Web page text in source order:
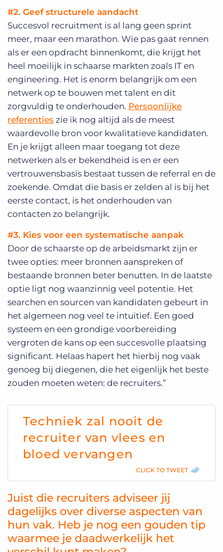
#2. Geef structurele aandacht
Succesvol recruitment is al lang geen sprint
meer, maar een marathon. Wie pas gaat rennen
als er een opdracht binnenkomt, die krijgt het
heel moeilijk in schaarse markten zoals IT en
engineering. Het is enorm belangrijk om een
netwerk op te bouwen met talent en dit
zorgvuldig te onderhouden. Persoonlijke
referenties zie ik nog altijd als de meest
waardevolle bron voor kwalitatieve kandidaten.
En je krijgt alleen maar toegang tot deze
netwerken als er bekendheid is en er een
vertrouwensbasis bestaat tussen de referral en de
zoekende. Omdat die basis er zelden al is bij het
eerste contact, is het onderhouden van
contacten zo belangrijk.
#3. Kies voor een systematische aanpak
Door de schaarste op de arbeidsmarkt zijn er
twee opties: meer bronnen aanspreken of
bestaande bronnen beter benutten. In de laatste
optie ligt nog waanzinnig veel potentie. Het
searchen en sourcen van kandidaten gebeurt in
het algemeen nog veel te intuïtief. Een goed
systeem en een grondige voorbereiding
vergroten de kans op een succesvolle plaatsing
significant. Helaas hapert het hierbij nog vaak
genoeg bij diegenen, die het eigenlijk het beste
zouden moeten weten: de recruiters.”
Techniek zal nooit de
recruiter van vlees en
bloed vervangen
CLICK TO TWEET
Juist die recruiters adviseer jij
dagelijks over diverse aspecten van
hun vak. Heb je nog een gouden tip
waarmee je daadwerkelijk het